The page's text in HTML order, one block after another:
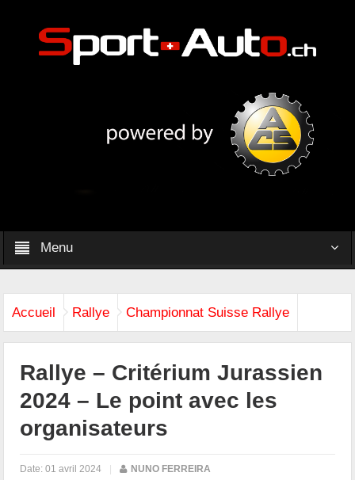
Menu
Accueil Rallye Championnat Suisse Rallye
Rallye – Critérium Jurassien
2024 – Le point avec les
organisateurs
Date:01 avril 2024 | NUNO FERREIRA